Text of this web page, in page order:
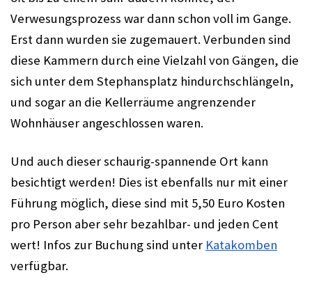
Verwesungsprozess war dann schon voll im Gange.
Erst dann wurden sie zugemauert. Verbunden sind
diese Kammern durch eine Vielzahl von Gängen, die
sich unter dem Stephansplatz hindurchschlängeln,
und sogar an die Kellerräume angrenzender
Wohnhäuser angeschlossen waren.
Und auch dieser schaurig-spannende Ort kann
besichtigt werden! Dies ist ebenfalls nur mit einer
Führung möglich, diese sind mit 5,50 Euro Kosten
pro Person aber sehr bezahlbar- und jeden Cent
wert! Infos zur Buchung sind unter Katakomben
verfügbar.